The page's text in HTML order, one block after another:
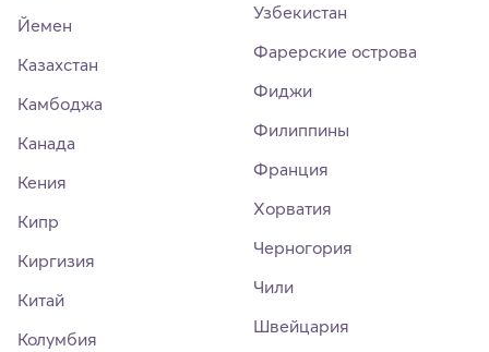
Йемен
Казахстан
Камбоджа
Канада
Кения
Кипр
Киргизия
Китай
Колумбия
Узбекистан
Фарерские острова
Фиджи
Филиппины
Франция
Хорватия
Черногория
Чили
Швейцария